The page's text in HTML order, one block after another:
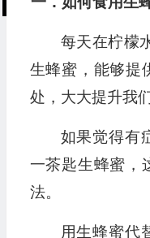
每天在柠檬
生蜂蜜，能够提
处，大大提升我
如果觉得有
一茶匙生蜂蜜，
法。
用生蜂蜜代